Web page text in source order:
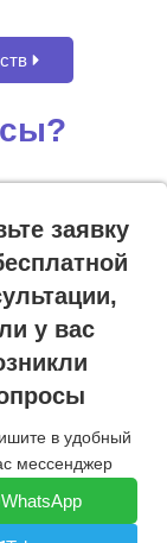
заявку
у вас
в удобный
мессенджер
WhatsApp